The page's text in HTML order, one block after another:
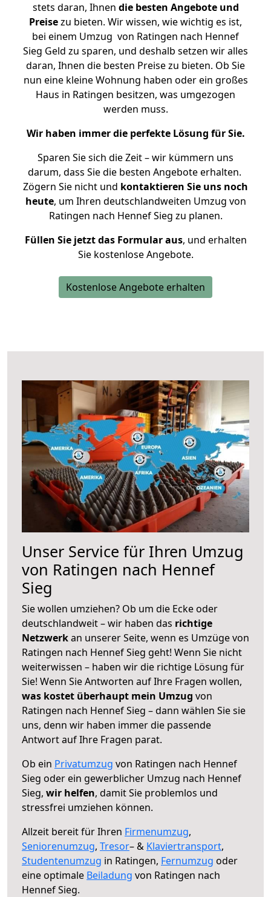
stets daran, Ihnen die besten Angebote und
Preisezu bieten. Wir wissen, wie wichtig es ist,
bei einem Umzug von Ratingen nach Hennef
Sieg Geld zu sparen, und deshalb setzen wir alles
daran, Ihnen die besten Preise zu bieten. Ob Sie
nun eine kleine Wohnung haben oder ein großes
Haus in Ratingen besitzen, was umgezogen
werden muss.
Wir haben immer die perfekte Lösung für Sie.
Sparen Sie sich die Zeit – wir kümmern uns
darum, dass Sie die besten Angebote erhalten.
Zögern Sie nicht und kontaktieren Sie uns noch
heute, um Ihren deutschlandweiten Umzug von
Ratingen nach Hennef Sieg zu planen.
Füllen Sie jetzt das Formular aus, und erhalten
Sie kostenlose Angebote.
Kostenlose Angebote erhalten
Unser Service für Ihren Umzug
von Ratingen nach Hennef
Sieg
Sie wollen umziehen? Ob um die Ecke oder
deutschlandweit – wir haben das richtige
Netzwerkan unserer Seite, wenn es Umzüge von
Ratingen nach Hennef Sieg geht! Wenn Sie nicht
weiterwissen – haben wir die richtige Lösung für
Sie! Wenn Sie Antworten auf Ihre Fragen wollen,
was kostet überhaupt mein Umzug von
Ratingen nach Hennef Sieg – dann wählen Sie sie
uns, denn wir haben immer die passende
Antwort auf Ihre Fragen parat.
Ob ein Privatumzug von Ratingen nach Hennef
Sieg oder ein gewerblicher Umzug nach Hennef
Sieg, wir helfen, damit Sie problemlos und
stressfrei umziehen können.
Allzeit bereit für Ihren Firmenumzug,
Seniorenumzug, Tresor– & Klaviertransport,
Studentenumzug in Ratingen, Fernumzug oder
eine optimale Beiladung von Ratingen nach
Hennef Sieg.